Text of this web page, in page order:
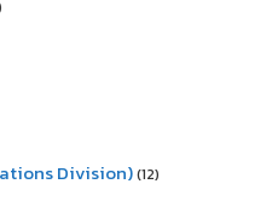
Division)(12)